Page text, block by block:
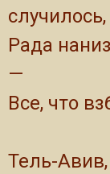
Рада
—
Все, что
Тель-